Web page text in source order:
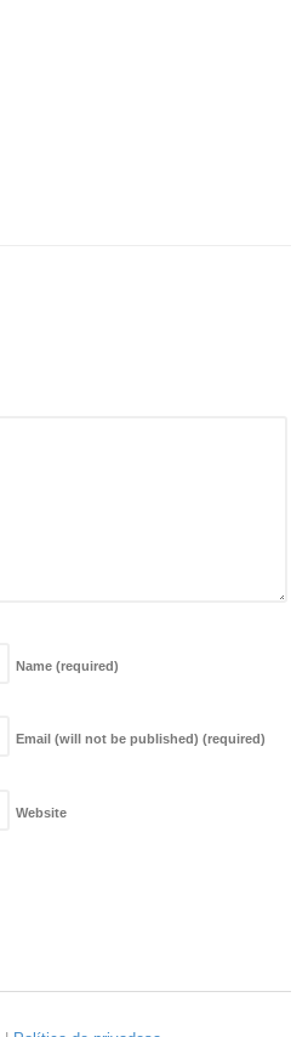
Name (required)
Email (will not be published) (required)
Website